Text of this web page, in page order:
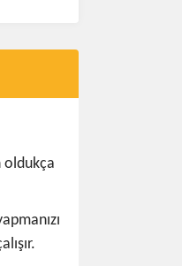
oldukça